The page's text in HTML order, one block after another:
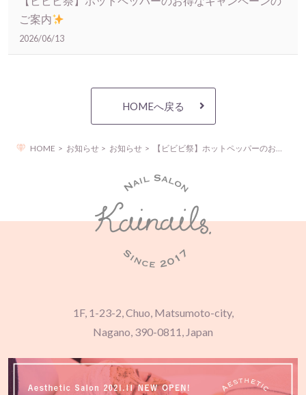
ご案内
2026/06/13
HOMEへ戻る
HOME お知らせ お知らせ 【ビビビ祭】ホットペッパーのお得なキャンペーンのご案内
1F, 1-23-2, Chuo, Matsumoto-city,
Nagano, 390-0811, Japan